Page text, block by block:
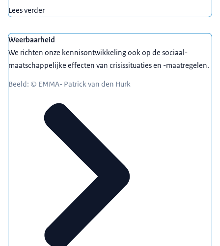
Lees verder
Weerbaarheid
We richten onze kennisontwikkeling ook op de sociaal-
maatschappelijke effecten van crisissituaties en -maatregelen.
Beeld: © EMMA- Patrick van den Hurk